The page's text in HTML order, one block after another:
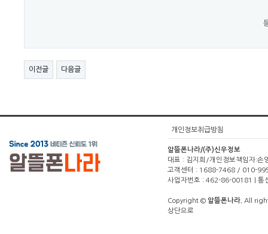
이전글 다음글
개인정보취급방침
알뜰폰나라/(주)신우정보
대표 : 김지희/개인정보책임자:
고객센터 : 1688-7468 / 010-
사업자번호 : 462-86-00181 | 통
Copyright © 알뜰폰나라. All
상단으로